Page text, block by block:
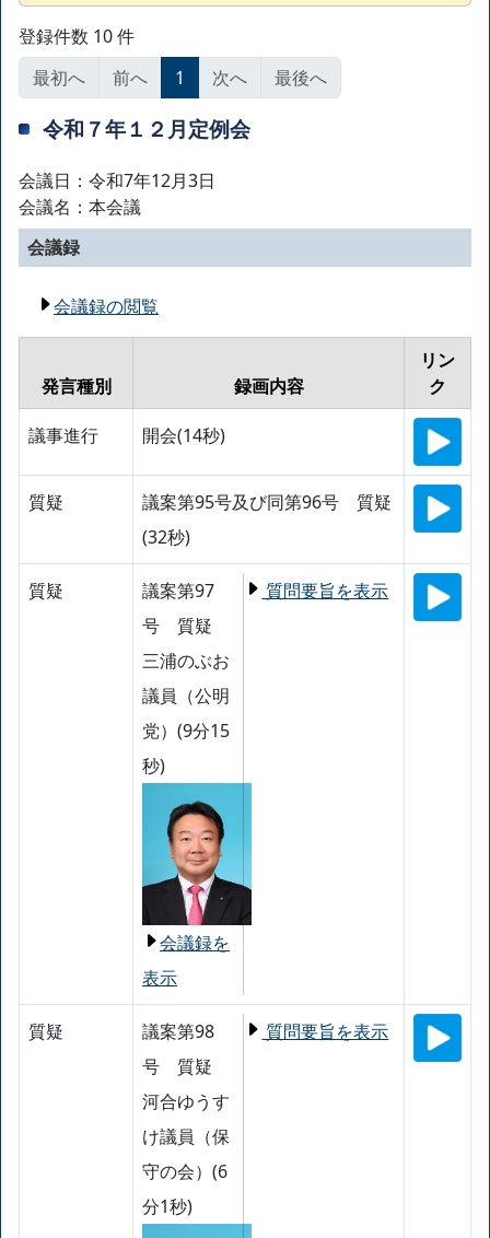
登録件数 10 件
最初へ
前へ 1 次へ 最後へ
令和７年１２月定例会
会議日：令和7年12月3日
会議名：本会議
会議録
会議録の閲覧
発言種別 録画内容
リン
ク
議事進行 開会(14秒)
質疑
議案第95号及び同第96号 質疑
(32秒)
質疑
議案第97
号 質疑
三浦のぶお
議員（公明
党）(9分15
秒)
会議録を
表示
質問要旨を表示
質疑
議案第98
号 質疑
河合ゆうす
け議員（保
守の会）(6
分1秒)
質問要旨を表示